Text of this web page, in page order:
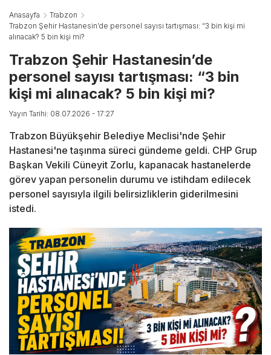
Anasayfa
Trabzon
Trabzon Şehir Hastanesin’de personel sayısı tartışması: “3 bin kişi mi
alınacak? 5 bin kişi mi?
Trabzon Şehir Hastanesin’de
personel sayısı tartışması: “3 bin
kişi mi alınacak? 5 bin kişi mi?
Yayın Tarihi: 08.07.2026 - 17:27
Trabzon Büyükşehir Belediye Meclisi'nde Şehir
Hastanesi'ne taşınma süreci gündeme geldi. CHP Grup
Başkan Vekili Cüneyit Zorlu, kapanacak hastanelerde
görev yapan personelin durumu ve istihdam edilecek
personel sayısıyla ilgili belirsizliklerin giderilmesini
istedi.